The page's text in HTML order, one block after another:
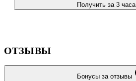
Получить за 3 часа
ОТЗЫВЫ
Бонусы за отзывы